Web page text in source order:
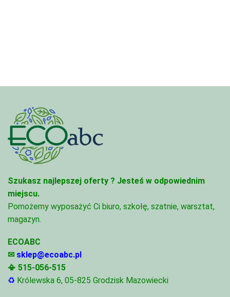
Szukasz najlepszej oferty ? Jesteś w odpowiednim
miejscu.
Pomożemy wyposażyć Ci biuro, szkołę, szatnie, warsztat,
magazyn.
ECOABC
✉ sklep@ecoabc.pl
📳 515-056-515
♻ Królewska 6, 05-825 Grodzisk Mazowiecki